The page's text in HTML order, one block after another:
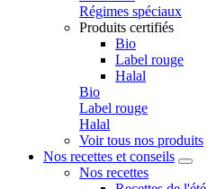
Régimes spéciaux
Produits certifiés
Bio
Label rouge
Halal
Bio
Label rouge
Halal
Voir tous nos produits
Nos recettes et conseils
Nos recettes